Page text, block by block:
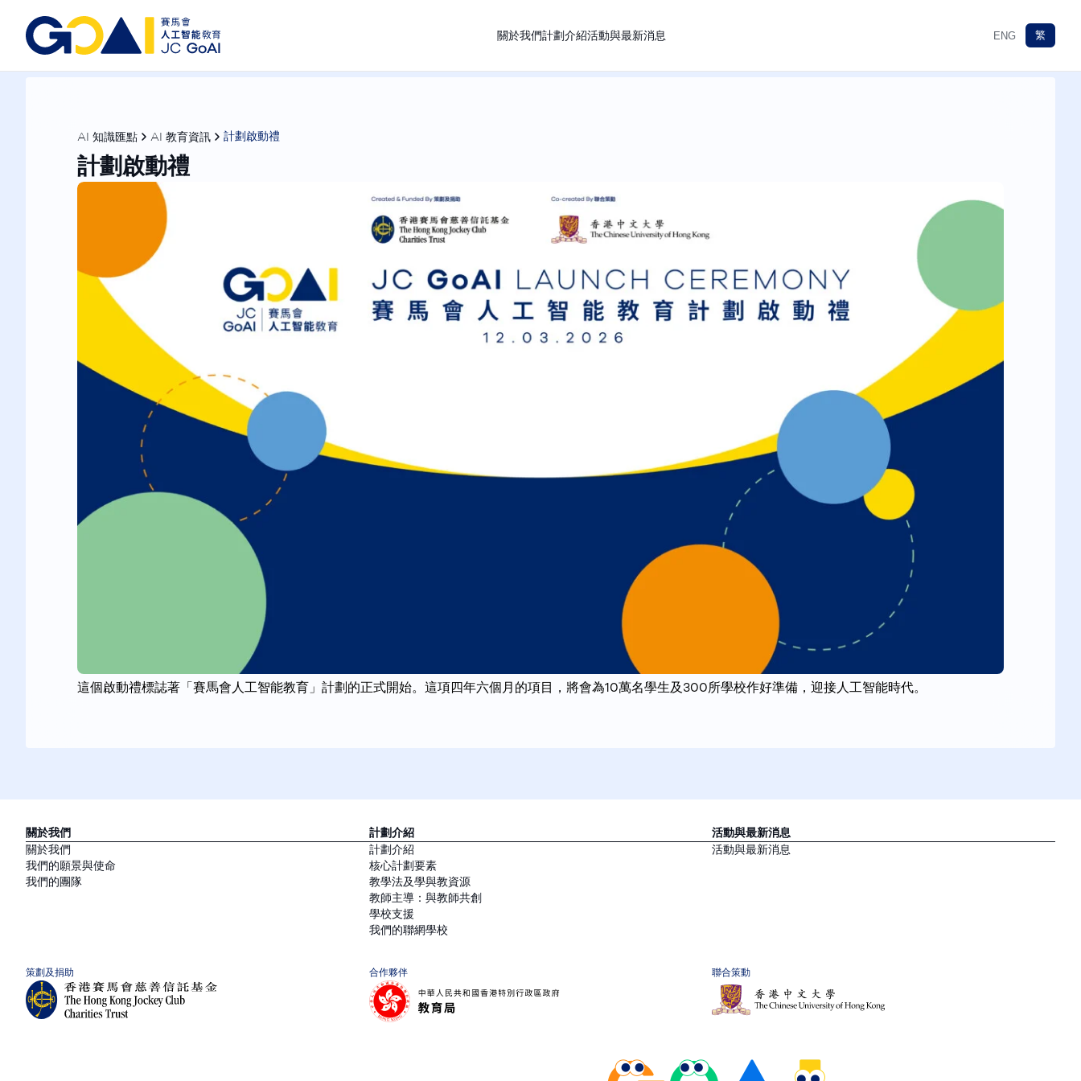
關於我們計劃介紹活動與最新消息 ENG 繁
AI 知識匯點 AI 教育資訊 計劃啟動禮
計劃啟動禮
這個啟動禮標誌著「賽馬會人工智能教育」計劃的正式開始。這項四年六個月的項目，將會為10萬名學生及300所學校作好準備，迎接人工智能時代。
關於我們
關於我們
我們的願景與使命
我們的團隊
計劃介紹
計劃介紹
核心計劃要素
教學法及學與教資源
教師主導：與教師共創
學校支援
我們的聯網學校
活動與最新消息
活動與最新消息
策劃及捐助 合作夥伴 聯合策動